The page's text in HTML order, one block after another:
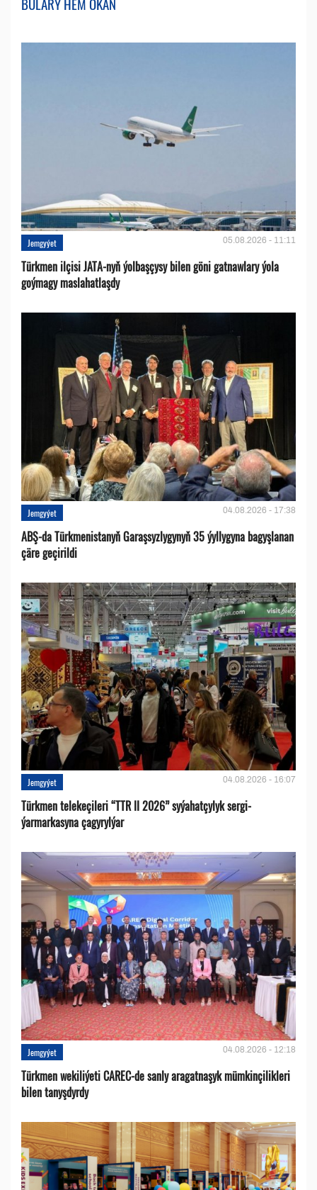
Jemgyýet 05.08.2026 - 11:11
Türkmen ilçisi JATA-nyň ýolbaşçysy bilen göni gatnawlary ýola
goýmagy maslahatlaşdy
Jemgyýet 04.08.2026 - 17:38
ABŞ-da Türkmenistanyň Garaşsyzlygynyň 35 ýyllygyna bagyşlanan
çäre geçirildi
Jemgyýet 04.08.2026 - 16:07
Türkmen telekeçileri “TTR II 2026” syýahatçylyk sergi-
ýarmarkasyna çagyrylýar
Jemgyýet 04.08.2026 - 12:18
Türkmen wekiliýeti CAREC-de sanly aragatnaşyk mümkinçilikleri
bilen tanyşdyrdy